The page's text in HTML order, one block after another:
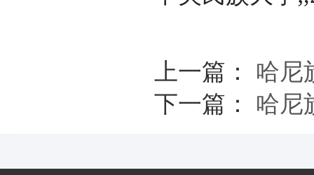
上一篇： 哈尼
下一篇： 哈尼